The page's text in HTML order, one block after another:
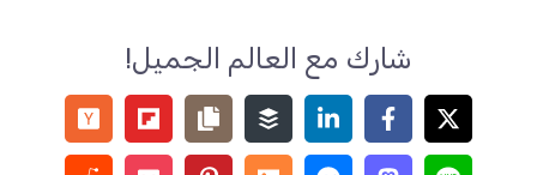
شارك مع العالم الجميل!